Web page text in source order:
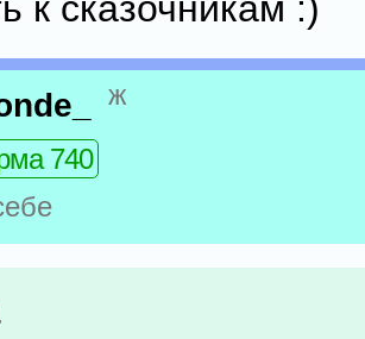
ж
740